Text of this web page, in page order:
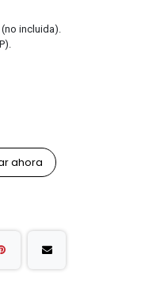
incluida).
ahora